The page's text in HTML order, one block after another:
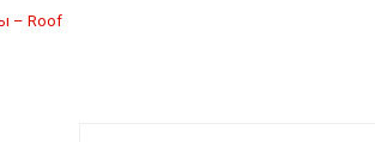
– Roof